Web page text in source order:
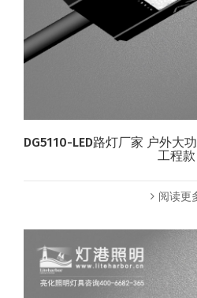
DG5110-LED路灯厂家 户外大
工程款
阅读更